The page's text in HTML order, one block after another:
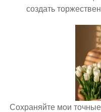
создать
Сохраняйте мои